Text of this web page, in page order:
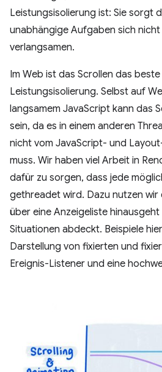
Leistungsisolierung ist: Sie sorgt
unabhängige Aufgaben sich
verlangsamen.
Im Web ist das Scrollen das
Leistungsisolierung. Selbst auf
langsamem JavaScript kann das
sein, da es in einem anderen
nicht vom JavaScript- und
muss. Wir haben viel Arbeit in
dafür zu sorgen, dass jede
gethreadet wird. Dazu nutzen wir
über eine Anzeigeliste
Situationen abdeckt. Beispiele
Darstellung von fixierten und
Ereignis-Listener und eine